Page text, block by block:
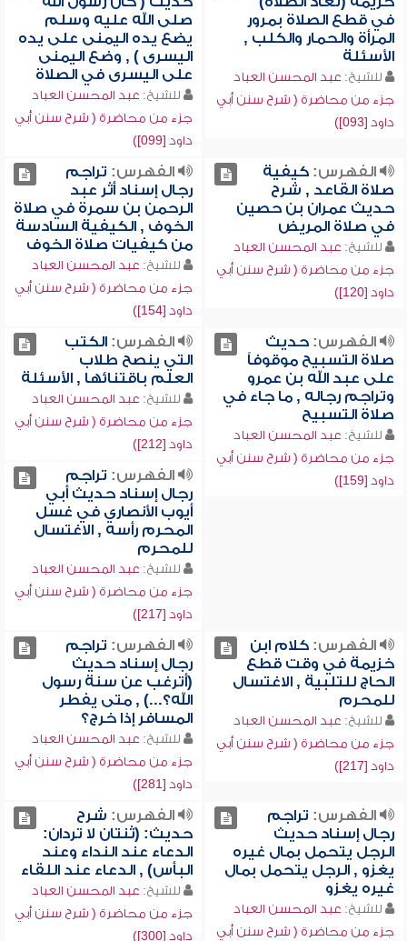
في قطع الصلاة بمرور
المرأة والحمار والكلب ,
الأسئلة
للشيخ: عبد المحسن العباد
جزء من محاضرة ( شرح سنن أبي
داود [093])
صلى الله عليه وسلم
يضع يده اليمنى على يده
اليسرى ) , وضع اليمنى
على اليسرى في الصلاة
للشيخ: عبد المحسن العباد
جزء من محاضرة ( شرح سنن أبي
داود [099])
الفهرس:كيفية
صلاة القاعد , شرح
حديث عمران بن حصين
في صلاة المريض
للشيخ: عبد المحسن العباد
جزء من محاضرة ( شرح سنن أبي
داود [120])
الفهرس: تراجم
رجال إسناد أثر عبد
الرحمن بن سمرة في صلاة
الخوف , الكيفية السادسة
من كيفيات صلاة الخوف
للشيخ: عبد المحسن العباد
جزء من محاضرة ( شرح سنن أبي
داود [154])
الفهرس:حديث
صلاة التسبيح موقوفاً
على عبد الله بن عمرو
وتراجم رجاله , ما جاء في
صلاة التسبيح
للشيخ: عبد المحسن العباد
جزء من محاضرة ( شرح سنن أبي
داود [159])
الفهرس:الكتب
التي ينصح طلاب
العلم باقتنائها , الأسئلة
للشيخ: عبد المحسن العباد
جزء من محاضرة ( شرح سنن أبي
داود [212])
الفهرس: تراجم
رجال إسناد حديث أبي
أيوب الأنصاري في غسل
المحرم رأسه , الاغتسال
للمحرم
للشيخ: عبد المحسن العباد
جزء من محاضرة ( شرح سنن أبي
داود [217])
الفهرس:كلام ابن
خزيمة في وقت قطع
الحاج للتلبية , الاغتسال
للمحرم
للشيخ: عبد المحسن العباد
جزء من محاضرة ( شرح سنن أبي
داود [217])
الفهرس: تراجم
رجال إسناد حديث
(أترغب عن سنة رسول
الله؟...) , متى يفطر
المسافر إذا خرج؟
للشيخ: عبد المحسن العباد
جزء من محاضرة ( شرح سنن أبي
داود [281])
الفهرس: تراجم
رجال إسناد حديث
الرجل يتحمل بمال غيره
يغزو , الرجل يتحمل بمال
غيره يغزو
للشيخ: عبد المحسن العباد
جزء من محاضرة ( شرح سنن أبي
الفهرس: شرح
حديث: (ثنتان لا تردان:
الدعاء عند النداء وعند
البأس) , الدعاء عند اللقاء
للشيخ: عبد المحسن العباد
جزء من محاضرة ( شرح سنن أبي
داود [300])